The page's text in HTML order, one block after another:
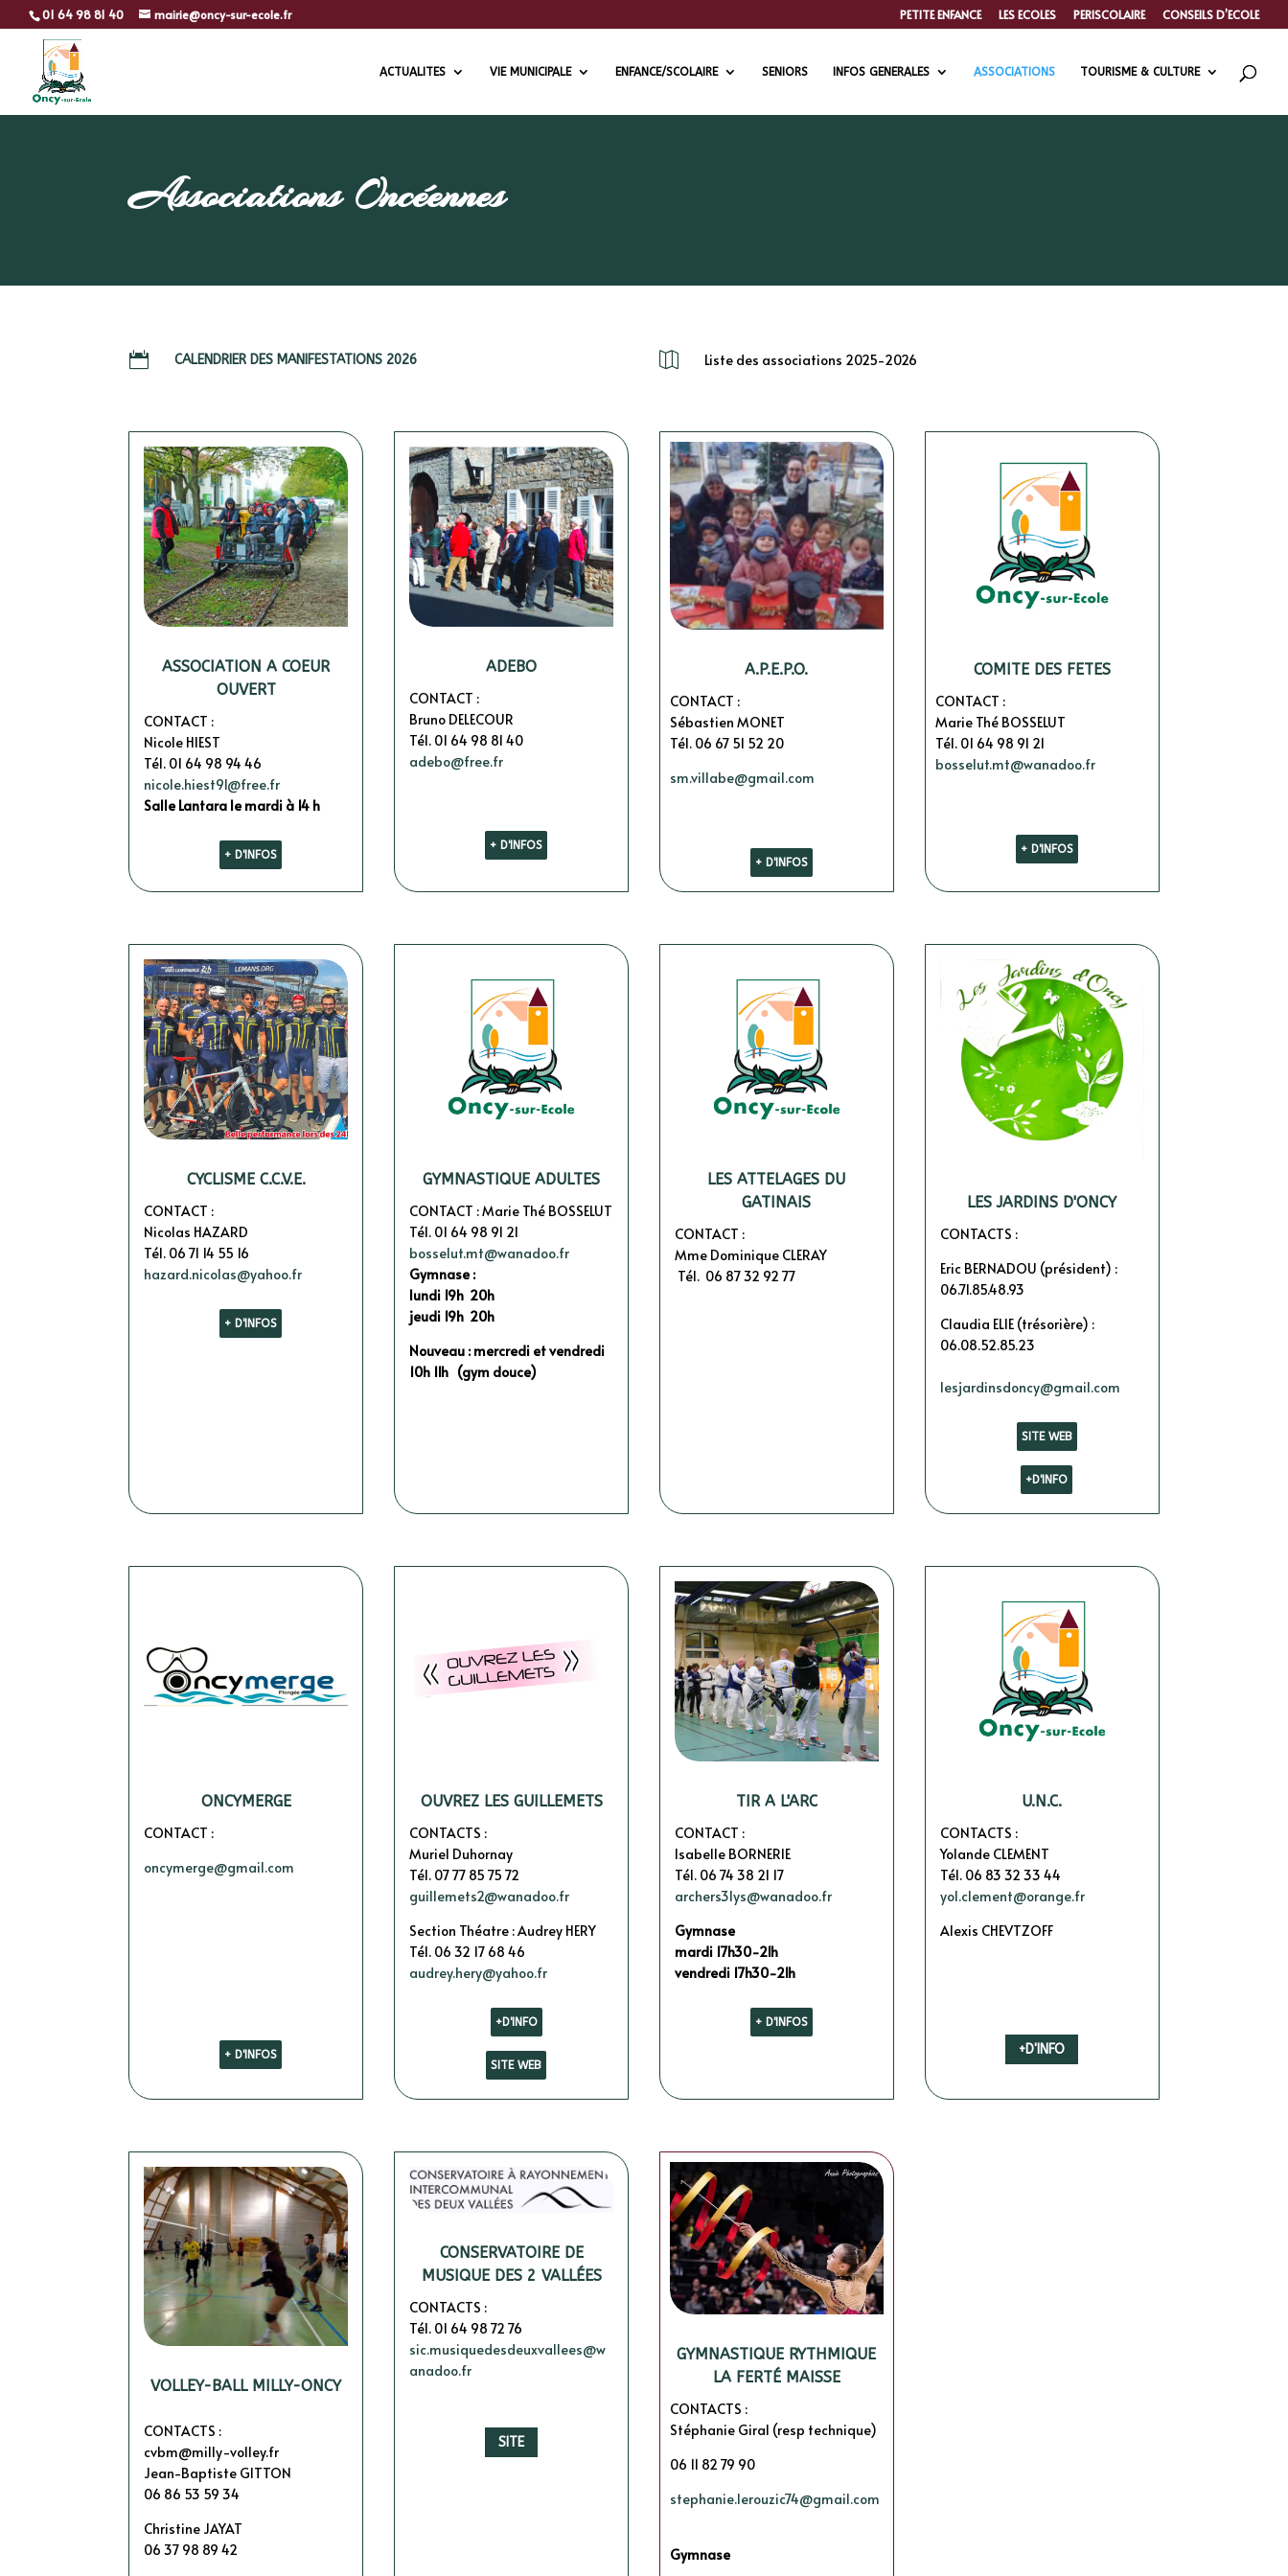
01 64 98 81 40 mairie@oncy-sur-ecole.fr PETITE ENFANCE LES ECOLES PERISCOLAIRE CONSEILS D’ECOLE
ACTUALITES VIE MUNICIPALE ENFANCE/SCOLAIRE SENIORS INFOS GENERALES ASSOCIATIONS TOURISME & CULTURE
Associations Oncéennes
 CALENDRIER DES MANIFESTATIONS 2026  Liste des associations 2025-2026
ASSOCIATION A COEUR
OUVERT
CONTACT :
Nicole HIEST
Tél. 01 64 98 94 46
nicole.hiest91@free.fr
Salle Lantara le mardi à 14 h
+ D'INFOS
ADEBO
CONTACT :
Bruno DELECOUR
Tél. 01 64 98 81 40
adebo@free.fr
+ D'INFOS
A.P.E.P.O.
CONTACT :
Sébastien MONET
Tél. 06 67 51 52 20
sm.villabe@gmail.com
+ D'INFOS
COMITE DES FETES
CONTACT :
Marie Thé BOSSELUT
Tél. 01 64 98 91 21
bosselut.mt@wanadoo.fr
+ D'INFOS
CYCLISME C.C.V.E.
CONTACT :
Nicolas HAZARD
Tél. 06 71 14 55 16
hazard.nicolas@yahoo.fr
+ D'INFOS
GYMNASTIQUE ADULTES
CONTACT : Marie Thé BOSSELUT
Tél. 01 64 98 91 21
bosselut.mt@wanadoo.fr
Gymnase :
lundi 19h 20h
jeudi 19h 20h
Nouveau : mercredi et vendredi
10h 11h (gym douce)
LES ATTELAGES DU
GATINAIS
CONTACT :
Mme Dominique CLERAY
Tél. 06 87 32 92 77
LES JARDINS D'ONCY
CONTACTS :
Eric BERNADOU (président) :
06.71.85.48.93
Claudia ELIE (trésorière) :
06.08.52.85.23
lesjardinsdoncy@gmail.com
SITE WEB
+D'INFO
ONCYMERGE
CONTACT :
oncymerge@gmail.com
+ D'INFOS
OUVREZ LES GUILLEMETS
CONTACTS :
Muriel Duhornay
Tél. 07 77 85 75 72
guillemets2@wanadoo.fr
Section Théatre : Audrey HERY
Tél. 06 32 17 68 46
audrey.hery@yahoo.fr
+D'INFO
SITE WEB
TIR A L'ARC
CONTACT :
Isabelle BORNERIE
Tél. 06 74 38 21 17
archers3lys@wanadoo.fr
Gymnase
mardi 17h30-21h
vendredi 17h30-21h
+ D'INFOS
U.N.C.
CONTACTS :
Yolande CLEMENT
Tél. 06 83 32 33 44
yol.clement@orange.fr
Alexis CHEVTZOFF
+D'INFO
VOLLEY-BALL MILLY-ONCY
CONTACTS :
cvbm@milly-volley.fr
Jean-Baptiste GITTON
06 86 53 59 34
Christine JAYAT
06 37 98 89 42
CONSERVATOIRE DE
MUSIQUE DES 2 VALLÉES
CONTACTS :
Tél. 01 64 98 72 76
sic.musiquedesdeuxvallees@w
anadoo.fr
SITE
GYMNASTIQUE RYTHMIQUE
LA FERTÉ MAISSE
CONTACTS :
Stéphanie Giral (resp technique)
06 11 82 79 90
stephanie.lerouzic74@gmail.com
Gymnase